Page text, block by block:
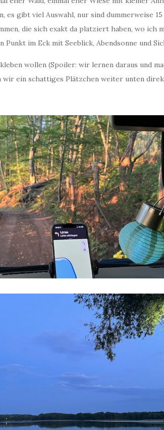
es gibt viel Auswahl, nur sind dummerweise
die sich exakt da platziert haben, wo ich
Punkt im Eck mit Seeblick, Abendsonne und
wollen (Spoiler: wir lernen daraus und
wir ein schattiges Plätzchen weiter unten